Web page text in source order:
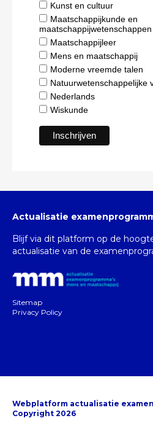
Kunst en cultuur
Maatschappijkunde en
maatschappijwetenschappen
Maatschappijleer
Mens en maatschappij
Moderne vreemde talen
Natuurwetenschappelijke
Nederlands
Wiskunde
Actualisatie
Blijf via dit platform op de
actualisatie van de
Sitemap
Privacy Policy
Webplatform actualisatie
Copyright 2026